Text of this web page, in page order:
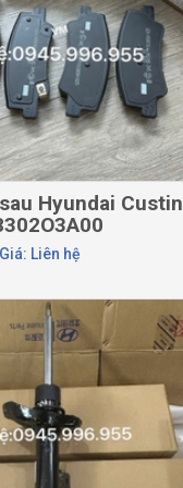
Hyundai Custin
Giá: Liên hệ
CHI TIẾT